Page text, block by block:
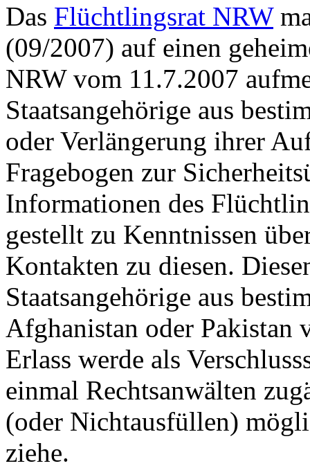
Das Flüchtlingsrat NRW
(09/2007) auf einen
NRW vom 11.7.2007
Staatsangehörige aus
oder Verlängerung ihrer
Fragebogen zur
Informationen des
gestellt zu Kenntnissen
Kontakten zu diesen.
Staatsangehörige aus
Afghanistan oder Pakistan
Erlass werde als
einmal Rechtsanwälten
(oder Nichtausfüllen)
ziehe.